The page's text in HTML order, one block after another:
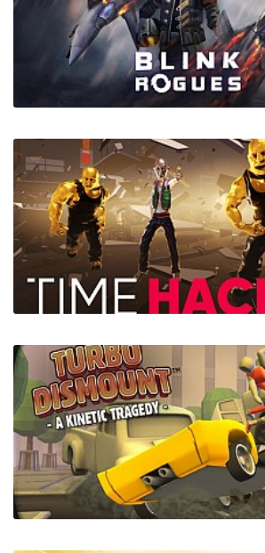
Children of Silentown
Blink: Rogues
Time Hacker (VR)